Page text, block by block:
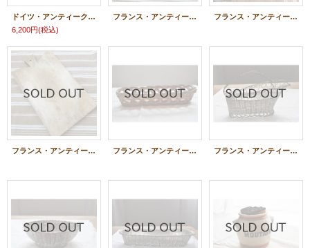
ドイツ・アンティーク 木製キッチンタオルハンガー6連/無塗装（汚れあり）
6,200円(税込)
フランス・アンティーク カッティングボード/34.5cm フランス・アンティーク カッティングボード/42cm
フランス・アンティーク カッティングボード/43cm フランス・アンティーク パン用パニエ/ロング フランス・アンティーク 銀線 シルバー ワインボトルパニエ